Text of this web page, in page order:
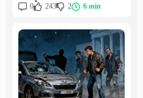
0 243 2 6 min